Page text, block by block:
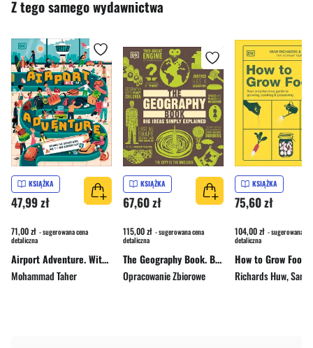
Z tego samego wydawnictwa
KSIĄŻKA
47,99 zł
71,00 zł - sugerowana cena
detaliczna
Airport Adventure. With Mo T - The Airport Guy
Mohammad Taher
KSIĄŻKA
67,60 zł
115,00 zł - sugerowana cena
detaliczna
The Geography Book. Big Ideas Simply Explained
Opracowanie Zbiorowe
KSIĄŻKA
75,60 zł
104,00 zł - sugerowana
detaliczna
Richards Huw,Sam